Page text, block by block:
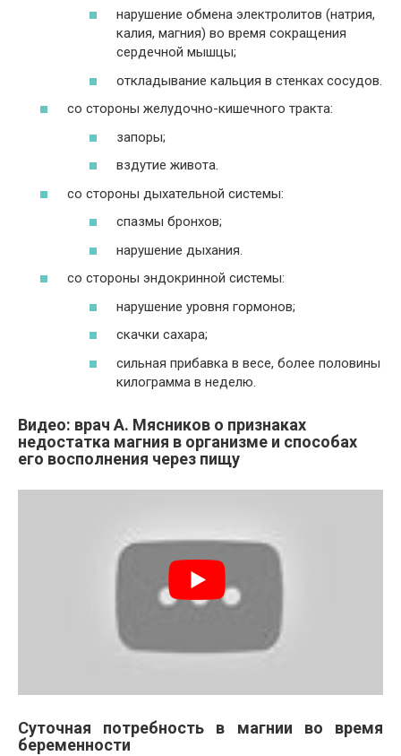
нарушение обмена электролитов (натрия,
калия, магния) во время сокращения
сердечной мышцы;
откладывание кальция в стенках сосудов.
со стороны желудочно-кишечного тракта:
запоры;
вздутие живота.
со стороны дыхательной системы:
спазмы бронхов;
нарушение дыхания.
со стороны эндокринной системы:
нарушение уровня гормонов;
скачки сахара;
сильная прибавка в весе, более половины
килограмма в неделю.
Видео: врач А. Мясников о признаках
недостатка магния в организме и способах
его восполнения через пищу
Суточная потребность в магнии во время
беременности